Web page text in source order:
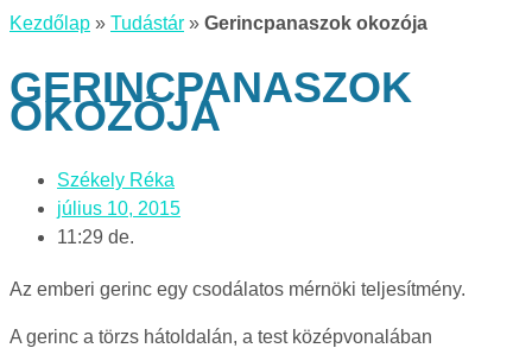
Kezdőlap » Tudástár » Gerincpanaszok okozója
GERINCPANASZOK
OKOZÓJA
Székely Réka
július 10, 2015
11:29 de.
Az emberi gerinc egy csodálatos mérnöki teljesítmény.
A gerinc a törzs hátoldalán, a test középvonalában